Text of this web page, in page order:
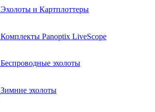
Эхолоты и Картплоттеры
Комплекты Panoptix LiveScope
Беспроводные эхолоты
Зимние эхолоты